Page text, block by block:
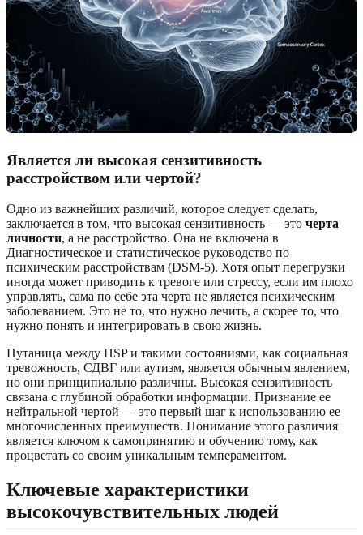
Является ли высокая сензитивность
расстройством или чертой?
Одно из важнейших различий, которое следует сделать,
заключается в том, что высокая сензитивность — это черта
личности, а не расстройство. Она не включена в
Диагностическое и статистическое руководство по
психическим расстройствам (DSM-5). Хотя опыт перегрузки
иногда может приводить к тревоге или стрессу, если им плохо
управлять, сама по себе эта черта не является психическим
заболеванием. Это не то, что нужно лечить, а скорее то, что
нужно понять и интегрировать в свою жизнь.
Путаница между HSP и такими состояниями, как социальная
тревожность, СДВГ или аутизм, является обычным явлением,
но они принципиально различны. Высокая сензитивность
связана с глубиной обработки информации. Признание ее
нейтральной чертой — это первый шаг к использованию ее
многочисленных преимуществ. Понимание этого различия
является ключом к самопринятию и обучению тому, как
процветать со своим уникальным темпераментом.
Ключевые характеристики
высокочувствительных людей